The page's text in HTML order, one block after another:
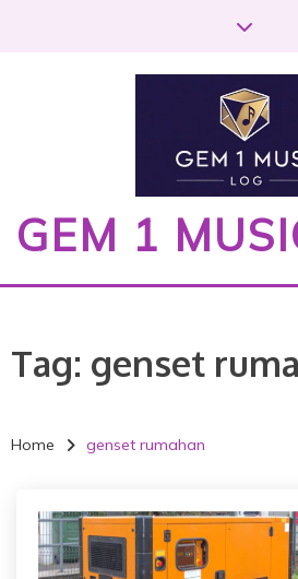
GEM 1
Tag: genset
Home genset rumahan